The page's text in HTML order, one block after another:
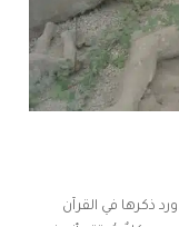
ذكرها في القرآن